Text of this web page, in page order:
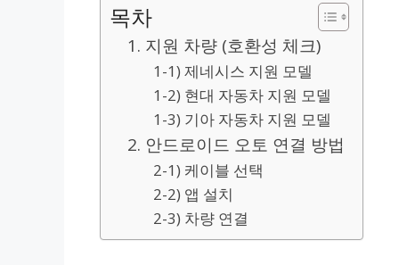
목차
1. 지원 차량 (호환성 체크)
1-1) 제네시스 지원 모델
1-2) 현대 자동차 지원 모델
1-3) 기아 자동차 지원 모델
2. 안드로이드 오토 연결 방법
2-1) 케이블 선택
2-2) 앱 설치
2-3) 차량 연결